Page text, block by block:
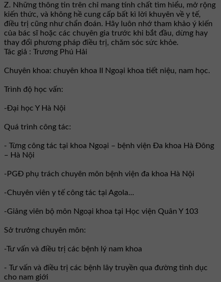
Z. Những thông tin trên chỉ mang tính chất tìm hiểu, mở rộng
kiến thức, và không hề cung cấp bất kì lời khuyên về y tế,
điều trị cũng như chẩn đoán. Hãy luôn nhớ tham khảo ý kiến
của bác sĩ hoặc các chuyên gia trước khi bắt đầu, dừng hay
thay đổi phương pháp điều trị, chăm sóc sức khỏe.
Tác giả : Trương Phú Hải
Chuyên khoa: chuyên khoa II Ngoại khoa tiết niệu, nam học.
Trình độ học vấn:
-Đại học Y Hà Nội
Quá trình công tác:
- Từng công tác tại khoa Ngoại – bệnh viện Đa khoa Hà Đông
– Hà Nội
-PGĐ phụ trách chuyên môn bệnh viện đa khoa Hà Nội
-Chuyên viên y tế công tác tại Agola...
-Giảng viên bộ môn Ngoại khoa tại Học viện Quân Y 103
Sở trưởng chuyên môn:
-Tư vấn và điều trị các bệnh lý nam khoa
- Tư vấn và điều trị các bệnh lây truyền qua đường tình dục
cho nam giới